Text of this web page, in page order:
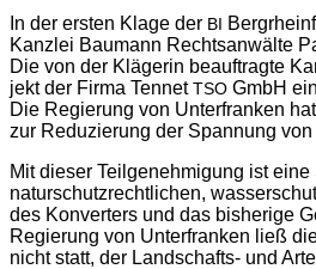
In der ers­ten Kla­ge der BI
Kanz­lei Bau­mann Rechts­an­wäl­te
Die von der Klä­ge­rin beauf­trag­te
jekt der Fir­ma Ten­netTSO GmbH
Die Regie­rung von Unter­fran­ken
zur Redu­zie­rung der Span­nung
Mit die­ser Teil­ge­neh­mi­gung ist
natur­schutz­recht­li­chen,
des Kon­ver­ters und das bis­he­ri­ge
Regie­rung von Unter­fran­ken ließ
nicht statt, der Land­schafts- und